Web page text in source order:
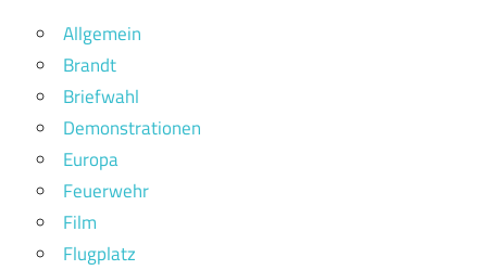
Allgemein
Brandt
Briefwahl
Demonstrationen
Europa
Feuerwehr
Film
Flugplatz